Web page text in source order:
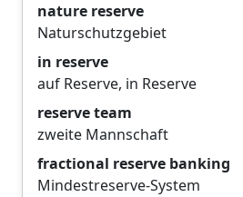
nature reserve
Naturschutzgebiet
in reserve
auf Reserve, in Reserve
reserve team
zweite Mannschaft
fractional reserve banking
Mindestreserve-System